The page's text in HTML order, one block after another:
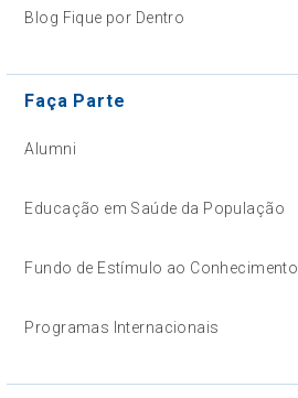
Blog Fique por Dentro
Faça Parte
Alumni
Educação em Saúde da População
Fundo de Estímulo ao Conhecimento
Programas Internacionais